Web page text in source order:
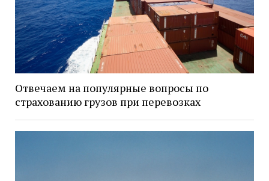
Отвечаем на популярные вопросы по
страхованию грузов при перевозках